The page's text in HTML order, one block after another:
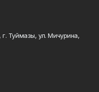
Туймазы, ул. Мичурина,